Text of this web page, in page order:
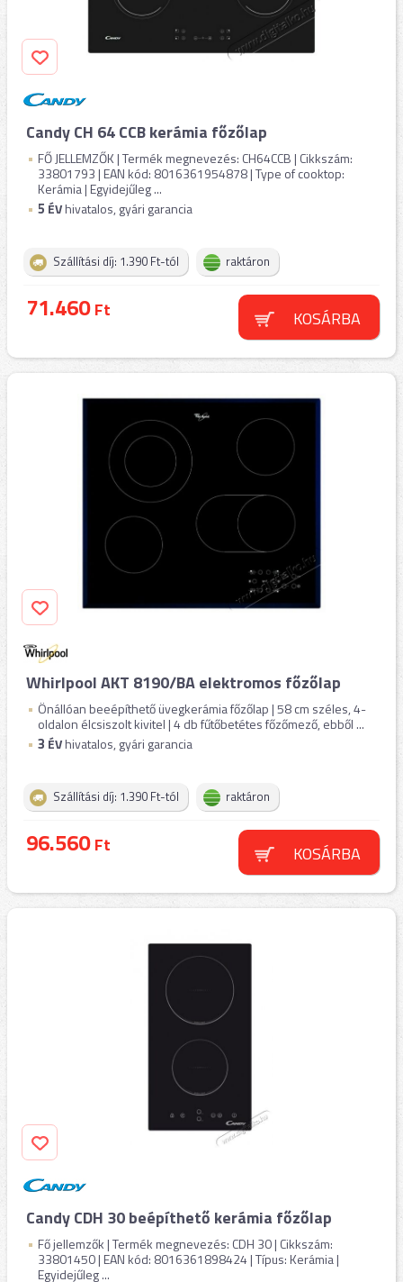
Candy CH 64 CCB kerámia főzőlap
FŐ JELLEMZŐK | Termék megnevezés: CH64CCB | Cikkszám:
33801793 | EAN kód: 8016361954878 | Type of cooktop:
Kerámia | Egyidejűleg ...
5 ÉVhivatalos, gyári garancia
Szállítási díj: 1.390 Ft-tól raktáron
71.460Ft KOSÁRBA
Whirlpool AKT 8190/BA elektromos főzőlap
Önállóan beeépíthető üvegkerámia főzőlap | 58 cm széles, 4-
oldalon élcsiszolt kivitel | 4 db fűtőbetétes főzőmező, ebből ...
3 ÉVhivatalos, gyári garancia
Szállítási díj: 1.390 Ft-tól raktáron
96.560Ft KOSÁRBA
Candy CDH 30 beépíthető kerámia főzőlap
Fő jellemzők | Termék megnevezés: CDH 30 | Cikkszám:
33801450 | EAN kód: 8016361898424 | Típus: Kerámia |
Egyidejűleg ...